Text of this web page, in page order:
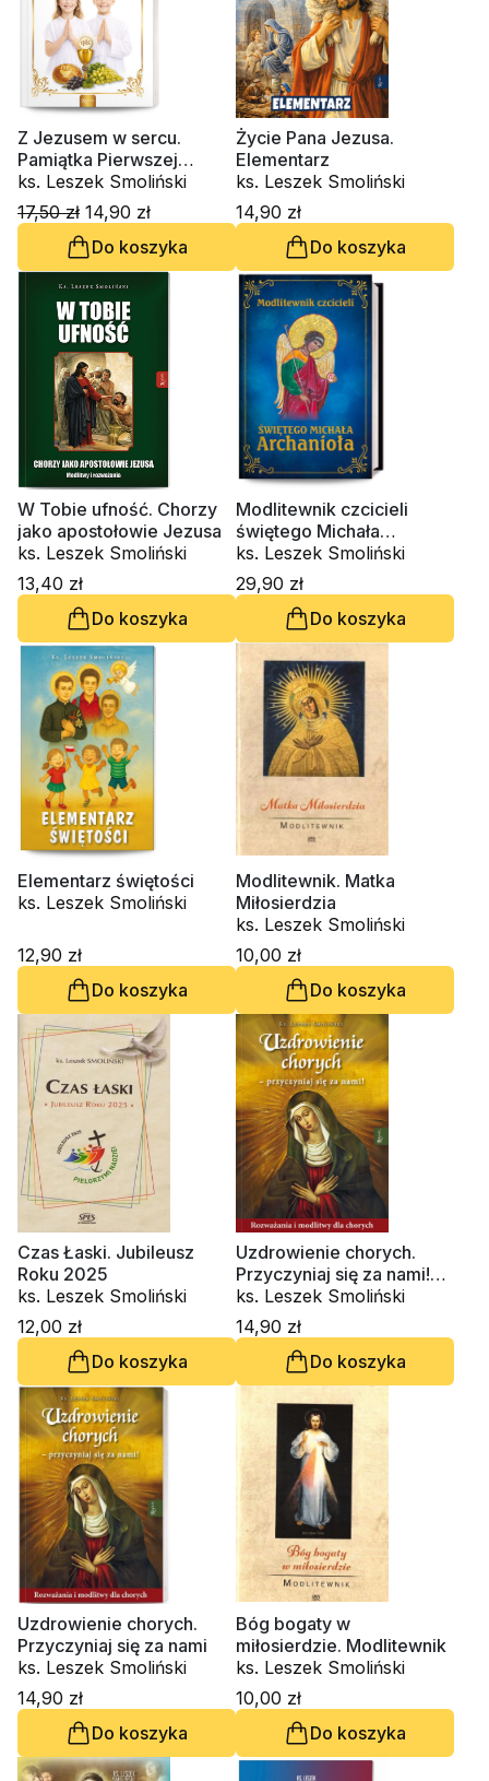
Z Jezusem w sercu.
Pamiątka Pierwszej
Komunii Świętej
ks. Leszek Smoliński
17,50 zł 14,90 zł
Do koszyka
Życie Pana Jezusa.
Elementarz
ks. Leszek Smoliński
14,90 zł
Do koszyka
W Tobie ufność. Chorzy
jako apostołowie Jezusa
ks. Leszek Smoliński
13,40 zł
Do koszyka
Modlitewnik czcicieli
świętego Michała
Archanioła
ks. Leszek Smoliński
29,90 zł
Do koszyka
Elementarz świętości
ks. Leszek Smoliński
12,90 zł
Do koszyka
Modlitewnik. Matka
Miłosierdzia
ks. Leszek Smoliński
10,00 zł
Do koszyka
Czas Łaski. Jubileusz
Roku 2025
ks. Leszek Smoliński
12,00 zł
Do koszyka
Uzdrowienie chorych.
Przyczyniaj się za nami!
Rozważania i modlitwy dla
chorych
ks. Leszek Smoliński
14,90 zł
Do koszyka
Uzdrowienie chorych.
Przyczyniaj się za nami
ks. Leszek Smoliński
14,90 zł
Do koszyka
Bóg bogaty w
miłosierdzie. Modlitewnik
ks. Leszek Smoliński
10,00 zł
Do koszyka